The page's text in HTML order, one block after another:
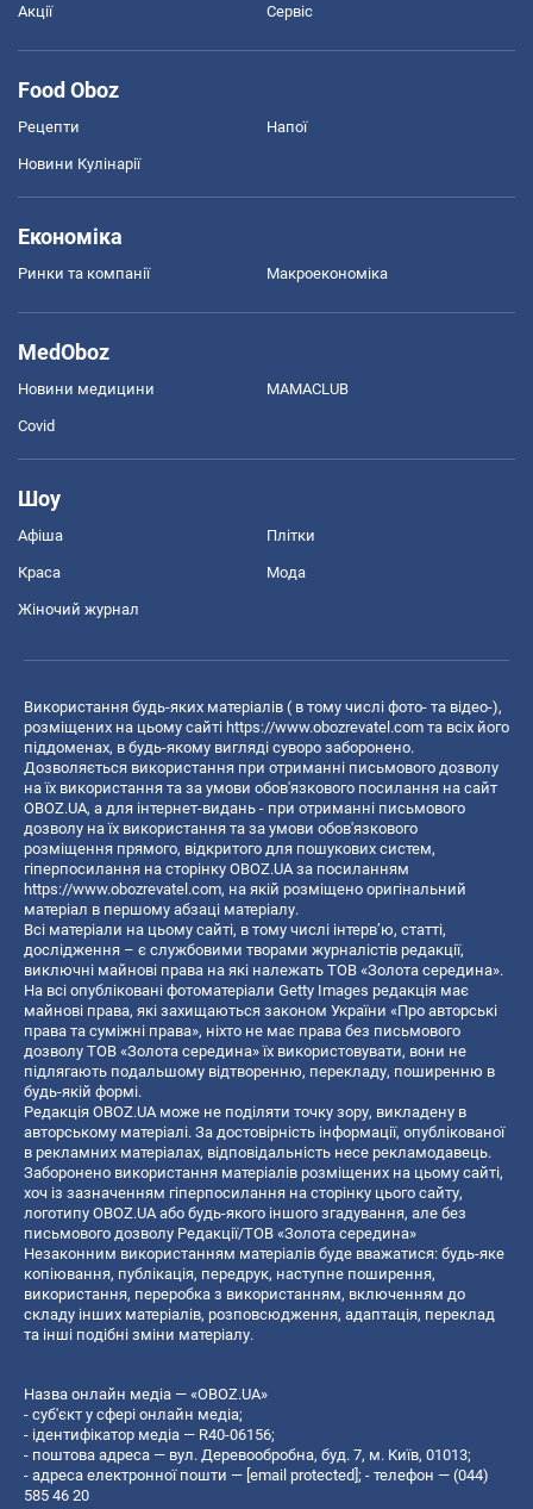
Акції Сервіс
Food Oboz
Рецепти Напої
Новини Кулінарії
Економіка
Ринки та компанії Макроекономіка
MedOboz
Новини медицини MAMACLUB
Covid
Шоу
Афіша Плітки
Краса Мода
Жіночий журнал
Використання будь-яких матеріалів ( в тому числі фото- та відео-),
розміщених на цьому сайті https://www.obozrevatel.com та всіх його
піддоменах, в будь-якому вигляді суворо заборонено.
Дозволяється використання при отриманні письмового дозволу
на їх використання та за умови обов'язкового посилання на сайт
OBOZ.UA, а для інтернет-видань - при отриманні письмового
дозволу на їх використання та за умови обов'язкового
розміщення прямого, відкритого для пошукових систем,
гіперпосилання на сторінку OBOZ.UA за посиланням
https://www.obozrevatel.com, на якій розміщено оригінальний
матеріал в першому абзаці матеріалу.
Всі матеріали на цьому сайті, в тому числі інтерв’ю, статті,
дослідження – є службовими творами журналістів редакції,
виключні майнові права на які належать ТОВ «Золота середина».
На всі опубліковані фотоматеріали Getty Images редакція має
майнові права, які захищаються законом України «Про авторські
права та суміжні права», ніхто не має права без письмового
дозволу ТОВ «Золота середина» їх використовувати, вони не
підлягають подальшому відтворенню, перекладу, поширенню в
будь-якій формі.
Редакція OBOZ.UA може не поділяти точку зору, викладену в
авторському матеріалі. За достовірність інформації, опублікованої
в рекламних матеріалах, відповідальність несе рекламодавець.
Заборонено використання матеріалів розміщених на цьому сайті,
хоч із зазначенням гіперпосилання на сторінку цього сайту,
логотипу OBOZ.UA або будь-якого іншого згадування, але без
письмового дозволу Редакції/ТОВ «Золота середина»
Незаконним використанням матеріалів буде вважатися: будь-яке
копiювання, публiкацiя, передрук, наступне поширення,
використання, переробка з використанням, включенням до
складу інших матеріалів, розповсюдження, адаптація, переклад
та інші подібні зміни матеріалу.
Назва онлайн медіа — «OBOZ.UA»
- суб'єкт у сфері онлайн медіа;
- ідентифікатор медіа — R40-06156;
- поштова адреса — вул. Деревообробна, буд. 7, м. Київ, 01013;
- адреса електронної пошти — [email protected]; - телефон — (044)
585 46 20